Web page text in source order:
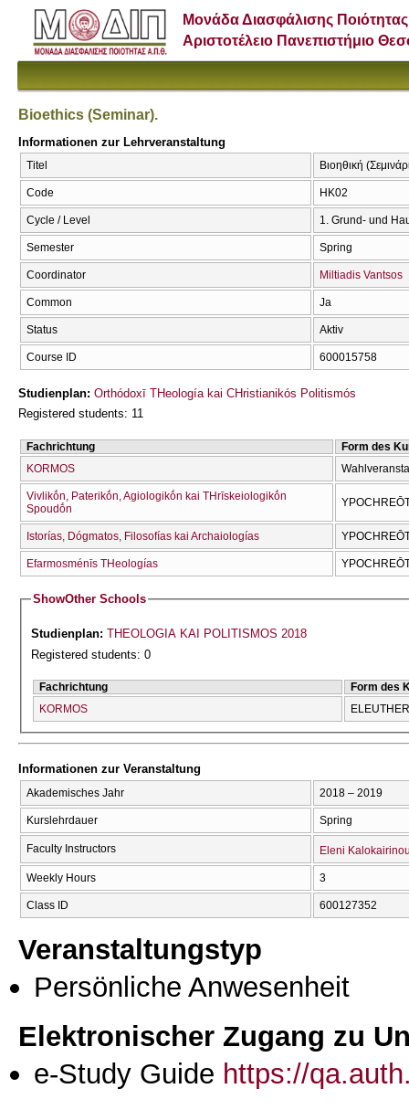
Μονάδα Διασφάλισης Ποιότητας
Αριστοτέλειο Πανεπιστήμιο
Bioethics (Seminar).
Informationen zur Lehrveranstaltung
Titel Βιοηθική
Code ΗΚ02
Cycle / Level 1. Grund- und
Semester Spring
Coordinator Miltiadis Vantsos
Common Ja
Status Aktiv
Course ID 600015758
Studienplan: Orthódoxī THeología kai CΗristianikós Politismós
Registered students: 11
Fachrichtung
Form des
KORMOS
Vivlikṓn, Paterikṓn, Agiologikṓn kai THrīskeiologikṓn
Spoudṓn
Istorías, Dógmatos, Filosofías kai Archaiologías
Efarmosménīs THeologías
ShowOther Schools
Studienplan:THEOLOGIA KAI POLITISMOS 2018
Registered students: 0
Fachrichtung
Form des
KORMOS
Informationen zur Veranstaltung
Akademisches Jahr 2018 – 2019
Kurslehrdauer Spring
Faculty Instructors Eleni
Weekly Hours 3
Class ID 600127352
Veranstaltungstyp
Persönliche Anwesenheit
Elektronischer Zugang zu
e-Study Guide https://